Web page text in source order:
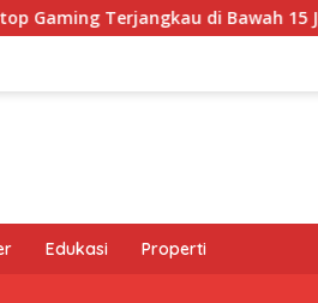
Terjangkau di Bawah 15 Juta
Edukasi Properti